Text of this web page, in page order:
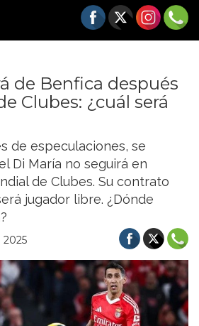
de Benfica después
Clubes: ¿cuál será
de especulaciones, se
Di María no seguirá en
de Clubes. Su contrato
jugador libre. ¿Dónde
2025